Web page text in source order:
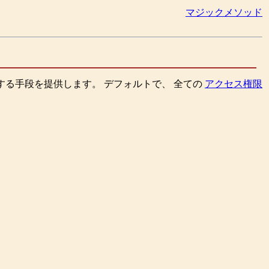
マジックメソッド
手段を提供します。 デフォルトで、 全ての アクセス権限